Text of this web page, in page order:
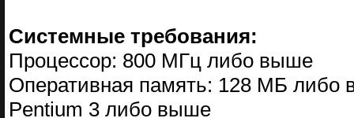
Системные требования:
Процессор: 800 МГц либо выше
Оперативная память: 128 МБ либо
Pentium 3 либо выше